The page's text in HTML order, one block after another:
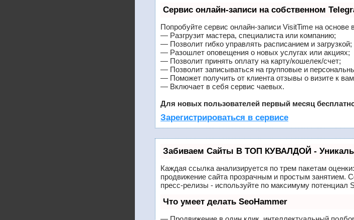
Сервис онлайн-записи на собственном
Попробуйте сервис онлайн-записи VisitTime на основе
— Разгрузит мастера, специалиста или компанию;
— Позволит гибко управлять расписанием и загрузкой;
— Разошлет оповещения о новых услугах или акциях;
— Позволит принять оплату на карту/кошелек/счет;
— Позволит записываться на групповые и
— Поможет получить от клиента отзывы о визите к
— Включает в себя сервис чаевых.
Для новых пользователей первый месяц
Зарегистрироваться в сервисе
Забиваем Сайты В ТОП КУВАЛДОЙ -
Каждая ссылка анализируется по трем пакетам оценки:
продвижение сайта прозрачным и простым занятием.
пресс-релизы - используйте по максимуму потенциал
Что умеет делать SeoHammer